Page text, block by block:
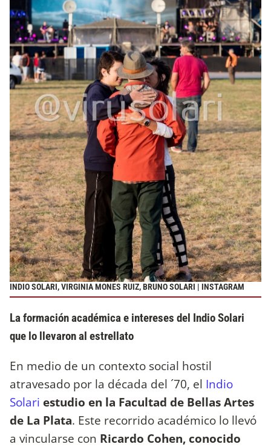
INDIO SOLARI, VIRGINIA MONES RUIZ, BRUNO SOLARI | INSTAGRAM
La formación académica e intereses del Indio Solari
que lo llevaron al estrellato
En medio de un contexto social hostil
atravesado por la década del ´70, el Indio
Solari estudio en la Facultad de Bellas Artes
de La Plata. Este recorrido académico lo llevó
a vincularse con Ricardo Cohen, conocido